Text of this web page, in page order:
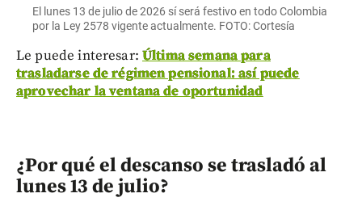
El lunes 13 de julio de 2026 sí será festivo en todo Colombia
por la Ley 2578 vigente actualmente. FOTO: Cortesía
Le puede interesar: Última semana para
trasladarse de régimen pensional: así puede
aprovechar la ventana de oportunidad
¿Por qué el descanso se trasladó al
lunes 13 de julio?